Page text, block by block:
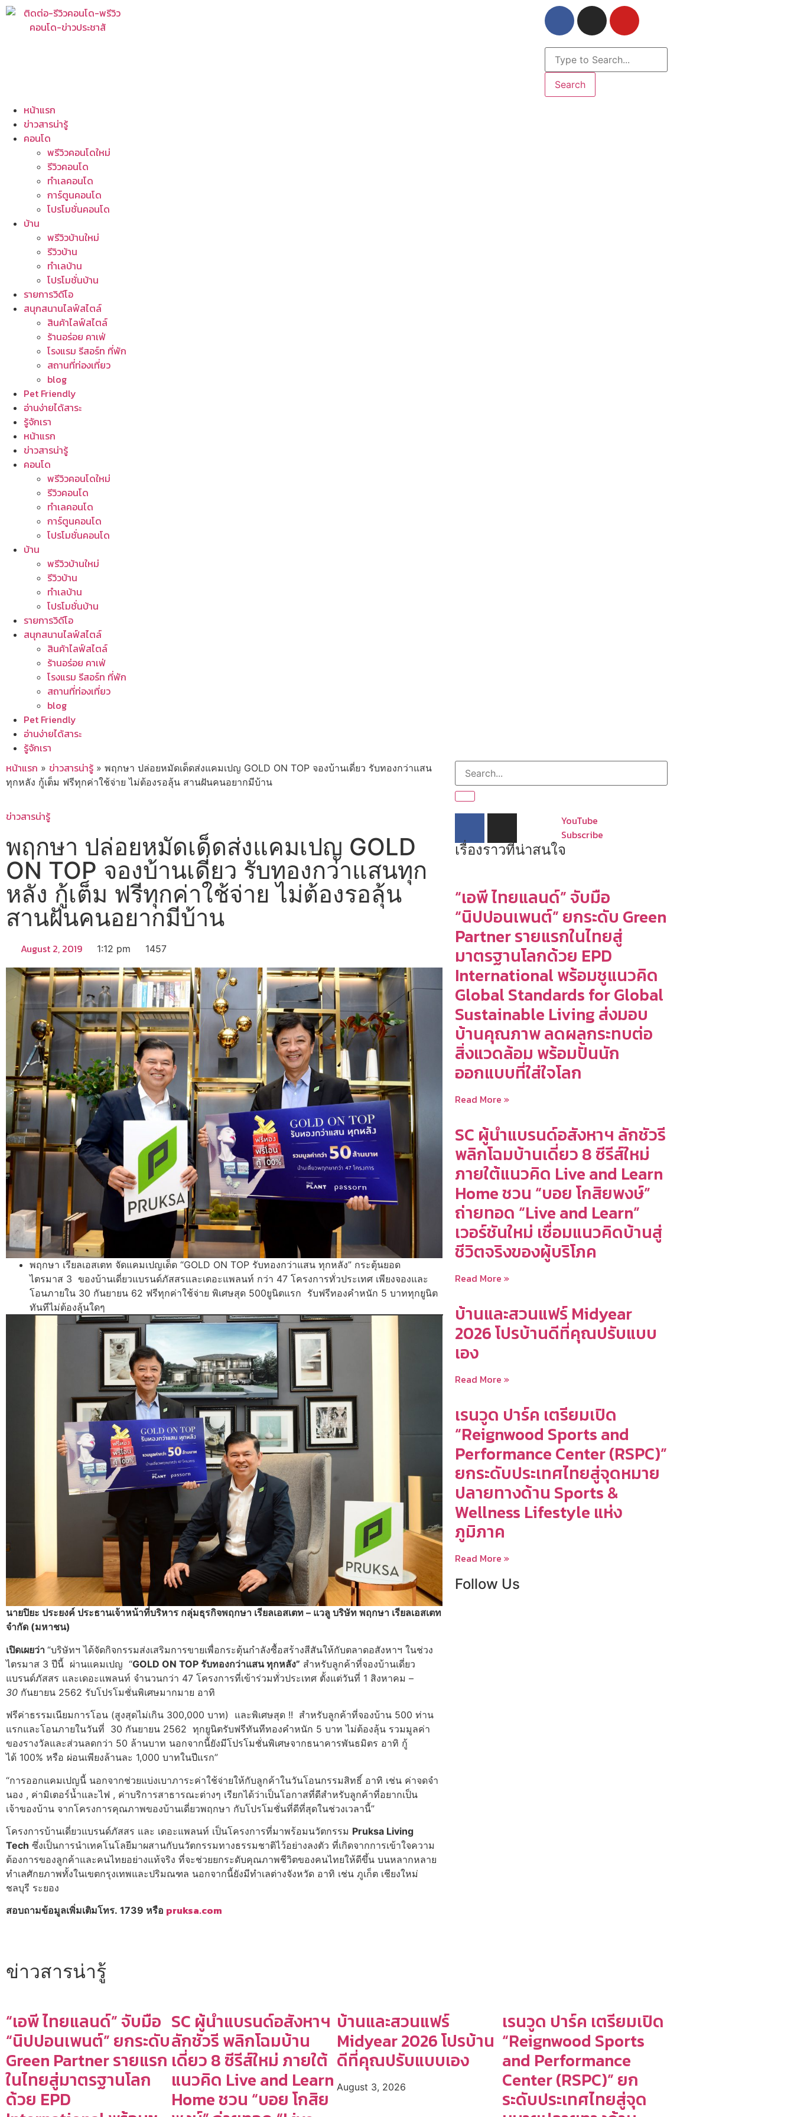
Search
หน้าแรก
ข่าวสารน่ารู้
คอนโด
พรีวิวคอนโดใหม่
รีวิวคอนโด
ทำเลคอนโด
การ์ตูนคอนโด
โปรโมชั่นคอนโด
บ้าน
พรีวิวบ้านใหม่
รีวิวบ้าน
ทำเลบ้าน
โปรโมชั่นบ้าน
รายการวิดีโอ
สนุกสนานไลฟ์สไตล์
สินค้าไลฟ์สไตล์
ร้านอร่อย คาเฟ่
โรงแรม รีสอร์ท ที่พัก
สถานที่ท่องเที่ยว
blog
Pet Friendly
อ่านง่ายได้สาระ
รู้จักเรา
หน้าแรก
ข่าวสารน่ารู้
คอนโด
พรีวิวคอนโดใหม่
รีวิวคอนโด
ทำเลคอนโด
การ์ตูนคอนโด
โปรโมชั่นคอนโด
บ้าน
พรีวิวบ้านใหม่
รีวิวบ้าน
ทำเลบ้าน
โปรโมชั่นบ้าน
รายการวิดีโอ
สนุกสนานไลฟ์สไตล์
สินค้าไลฟ์สไตล์
ร้านอร่อย คาเฟ่
โรงแรม รีสอร์ท ที่พัก
สถานที่ท่องเที่ยว
blog
Pet Friendly
อ่านง่ายได้สาระ
รู้จักเรา
หน้าแรก » ข่าวสารน่ารู้ » พฤกษา ปล่อยหมัดเด็ดส่งแคมเปญ GOLD ON TOP จองบ้านเดี่ยว รับทองกว่าแสน
ทุกหลัง กู้เต็ม ฟรีทุกค่าใช้จ่าย ไม่ต้องรอลุ้น สานฝันคนอยากมีบ้าน
ข่าวสารน่ารู้
พฤกษา ปล่อยหมัดเด็ดส่งแคมเปญ GOLD
ON TOP จองบ้านเดี่ยว รับทองกว่าแสนทุก
หลัง กู้เต็ม ฟรีทุกค่าใช้จ่าย ไม่ต้องรอลุ้น
สานฝันคนอยากมีบ้าน
August 2, 2019 1:12 pm 1457
พฤกษา เรียลเอสเตท จัดแคมเปญเด็ด “GOLD ON TOP รับทองกว่าแสน ทุกหลัง” กระตุ้นยอด
ไตรมาส 3 ของบ้านเดี่ยวแบรนด์ภัสสรและเดอะแพลนท์ กว่า 47 โครงการทั่วประเทศ เพียงจองและ
โอนภายใน 30 กันยายน 62 ฟรีทุกค่าใช้จ่าย พิเศษสุด 500ยูนิตแรก รับฟรีทองคำหนัก 5 บาททุกยูนิต
ทันทีไม่ต้องลุ้นใดๆ
นายปิยะ ประยงค์ ประธานเจ้าหน้าที่บริหาร กลุ่มธุรกิจพฤกษา เรียลเอสเตท – แวลู บริษัท พฤกษา เรียลเอสเตท
จำกัด (มหาชน)
เปิดเผยว่า “บริษัทฯ ได้จัดกิจกรรมส่งเสริมการขายเพื่อกระตุ้นกำลังซื้อสร้างสีสันให้กับตลาดอสังหาฯ ในช่วง
ไตรมาส 3 ปีนี้ ผ่านแคมเปญ “GOLD ON TOP รับทองกว่าแสน ทุกหลัง” สำหรับลูกค้าที่จองบ้านเดี่ยว
แบรนด์ภัสสร และเดอะแพลนท์ จำนวนกว่า 47 โครงการที่เข้าร่วมทั่วประเทศ ตั้งแต่วันที่ 1 สิงหาคม –
30 กันยายน 2562 รับโปรโมชั่นพิเศษมากมาย อาทิ
ฟรีค่าธรรมเนียมการโอน (สูงสุดไม่เกิน 300,000 บาท) และพิเศษสุด !! สำหรับลูกค้าที่จองบ้าน 500 ท่าน
แรกและโอนภายในวันที่ 30 กันยายน 2562 ทุกยูนิตรับฟรีทันทีทองคำหนัก 5 บาท ไม่ต้องลุ้น รวมมูลค่า
ของรางวัลและส่วนลดกว่า 50 ล้านบาท นอกจากนี้ยังมีโปรโมชั่นพิเศษจากธนาคารพันธมิตร อาทิ กู้
ได้ 100% หรือ ผ่อนเพียงล้านละ 1,000 บาทในปีแรก”
“การออกแคมเปญนี้ นอกจากช่วยแบ่งเบาภาระค่าใช้จ่ายให้กับลูกค้าในวันโอนกรรมสิทธิ์ อาทิ เช่น ค่าจดจำ
นอง , ค่ามิเตอร์น้ำและไฟ , ค่าบริการสาธารณะต่างๆ เรียกได้ว่าเป็นโอกาสที่ดีสำหรับลูกค้าที่อยากเป็น
เจ้าของบ้าน จากโครงการคุณภาพของบ้านเดี่ยวพฤกษา กับโปรโมชั่นที่ดีที่สุดในช่วงเวลานี้”
โครงการบ้านเดี่ยวแบรนด์ภัสสร และ เดอะแพลนท์ เป็นโครงการที่มาพร้อมนวัตกรรม Pruksa Living
Tech ซึ่งเป็นการนำเทคโนโลยีมาผสานกับนวัตกรรมทางธรรมชาติไว้อย่างลงตัว ที่เกิดจากการเข้าใจความ
ต้องการของลูกค้าและคนไทยอย่างแท้จริง ที่จะช่วยยกระดับคุณภาพชีวิตของคนไทยให้ดีขึ้น บนหลากหลาย
ทำเลศักยภาพทั้งในเขตกรุงเทพและปริมณฑล นอกจากนี้ยังมีทำเลต่างจังหวัด อาทิ เช่น ภูเก็ต เชียงใหม่
ชลบุรี ระยอง
สอบถามข้อมูลเพิ่มเติมโทร. 1739 หรือ pruksa.com
YouTube
Subscribe
เรื่องราวที่น่าสนใจ
“เอพี ไทยแลนด์” จับมือ
“นิปปอนเพนต์” ยกระดับ Green
Partner รายแรกในไทยสู่
มาตรฐานโลกด้วย EPD
International พร้อมชูแนวคิด
Global Standards for Global
Sustainable Living ส่งมอบ
บ้านคุณภาพ ลดผลกระทบต่อ
สิ่งแวดล้อม พร้อมปั้นนัก
ออกแบบที่ใส่ใจโลก
Read More »
SC ผู้นำแบรนด์อสังหาฯ ลักชัวรี
พลิกโฉมบ้านเดี่ยว 8 ซีรีส์ใหม่
ภายใต้แนวคิด Live and Learn
Home ชวน “บอย โกสิยพงษ์”
ถ่ายทอด “Live and Learn”
เวอร์ชันใหม่ เชื่อมแนวคิดบ้านสู่
ชีวิตจริงของผู้บริโภค
Read More »
บ้านและสวนแฟร์ Midyear
2026 โปรบ้านดีที่คุณปรับแบบ
เอง
Read More »
เรนวูด ปาร์ค เตรียมเปิด
“Reignwood Sports and
Performance Center (RSPC)”
ยกระดับประเทศไทยสู่จุดหมาย
ปลายทางด้าน Sports &
Wellness Lifestyle แห่ง
ภูมิภาค
Read More »
Follow Us
ข่าวสารน่ารู้
“เอพี ไทยแลนด์” จับมือ
“นิปปอนเพนต์” ยกระดับ
Green Partner รายแรก
ในไทยสู่มาตรฐานโลก
ด้วย EPD
SC ผู้นำแบรนด์อสังหาฯ
ลักชัวรี พลิกโฉมบ้าน
เดี่ยว 8 ซีรีส์ใหม่ ภายใต้
แนวคิด Live and Learn
Home ชวน “บอย โกสิย
บ้านและสวนแฟร์
Midyear 2026 โปรบ้าน
ดีที่คุณปรับแบบเอง
August 3, 2026
เรนวูด ปาร์ค เตรียมเปิด
“Reignwood Sports
and Performance
Center (RSPC)” ยก
ระดับประเทศไทยสู่จุด